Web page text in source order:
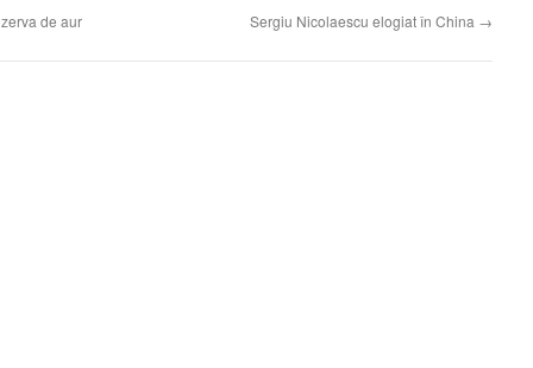
de aur Sergiu Nicolaescu elogiat în China →